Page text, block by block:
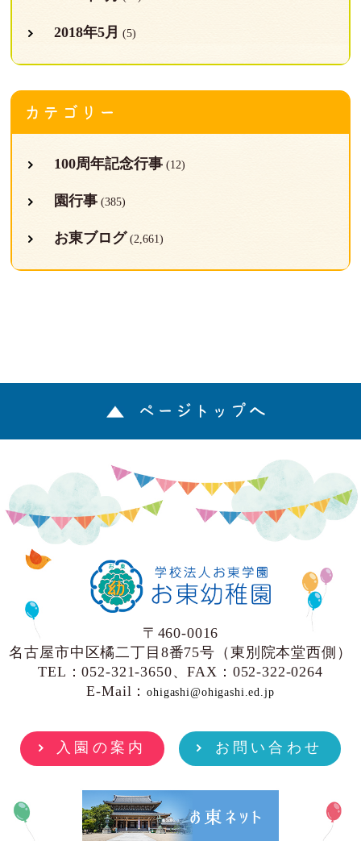
2018年5月 (5)
カテゴリー
100周年記念行事(12)
園行事(385)
お東ブログ (2,661)
ページトップへ
〒460-0016
名古屋市中区橘二丁目8番75号（東別院本堂西側）
TEL：052-321-3650、FAX：052-322-0264
E-Mail：ohigashi@ohigashi.ed.jp
入園の案内 お問い合わせ